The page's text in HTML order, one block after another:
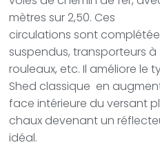
mètres sur 2,50. Ces
circulations sont
suspendus, transporteurs à
rouleaux, etc. Il améliore le
Shed classique en
face intérieure du versant
chaux devenant un
idéal.